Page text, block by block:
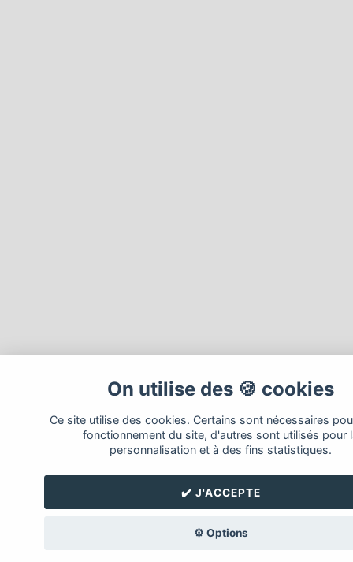
On utilise des 🍪 cookies
Ce site utilise des cookies. Certains sont nécessaires
fonctionnement du site, d'autres sont utilisés pour
personnalisation et à des fins statistiques.
✔️ J'ACCEPTE
⚙️ Options